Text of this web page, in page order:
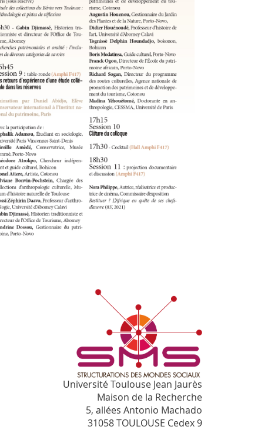
Université Toulouse Jean Jaurès
Maison de la Recherche
5, allées Antonio Machado
31058 TOULOUSE Cedex 9